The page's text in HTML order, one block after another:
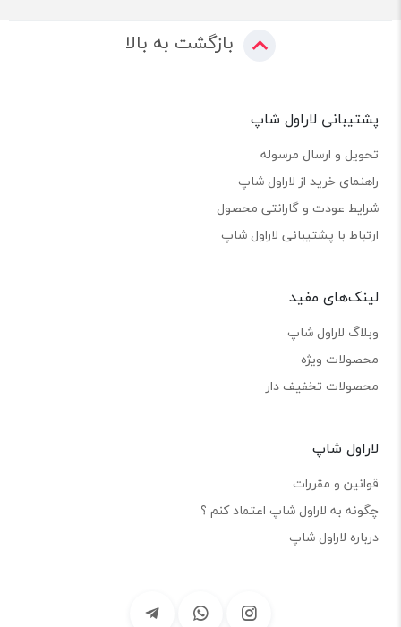
بازگشت به بالا
پشتیبانی لاراول شاپ
تحویل و ارسال مرسوله
راهنمای خرید از لاراول شاپ
شرایط عودت و گارانتی محصول
ارتباط با پشتیبانی لاراول شاپ
لینک‌های مفید
وبلاگ لاراول شاپ
محصولات ویژه
محصولات تخفیف دار
لاراول شاپ
قوانین و مقررات
چگونه به لاراول شاپ اعتماد کنم ؟
درباره لاراول شاپ